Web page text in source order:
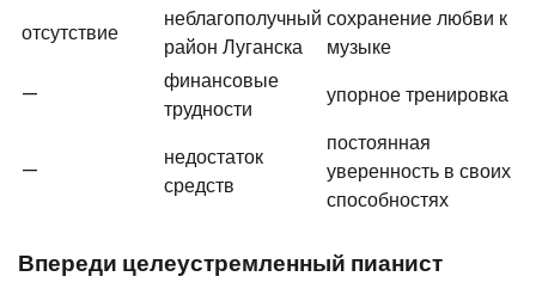
отсутствие
неблагополучный
район Луганска
сохранение любви к
музыке
—
финансовые
трудности
упорное тренировка
—
недостаток
средств
постоянная
уверенность в своих
способностях
Впереди целеустремленный пианист